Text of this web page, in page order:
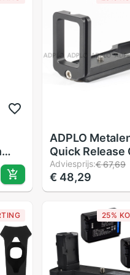
ADPLO
Quick Release
Verticale L-
Plaat Voor
NX1000
Adviesprijs:€ 67,69
€ 48,29
25%